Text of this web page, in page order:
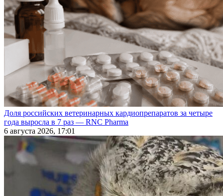
Доля российских ветеринарных кардиопрепаратов за четыре
года выросла в 7 раз — RNC Pharma
6 августа 2026, 17:01